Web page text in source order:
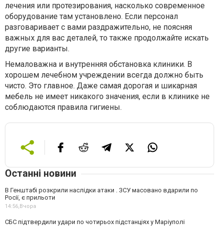
лечения или протезирования, насколько современное
оборудование там установлено. Если персонал
разговаривает с вами раздражительно, не поясняя
важных для вас деталей, то также продолжайте искать
другие варианты.
Немаловажна и внутренняя обстановка клиники. В
хорошем лечебном учреждении всегда должно быть
чисто. Это главное. Даже самая дорогая и шикарная
мебель не имеет никакого значения, если в клинике не
соблюдаются правила гигиены.
Останні новини
В Генштабі розкрили наслідки атаки . ЗСУ масовано вдарили по
Росії, є прильоти
14:56,Вчора
СБС підтвердили удари по чотирьох підстанціях у Маріуполі